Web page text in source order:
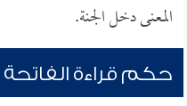
المعنى دخل الجنة.
حكم قراءة الفاتحة